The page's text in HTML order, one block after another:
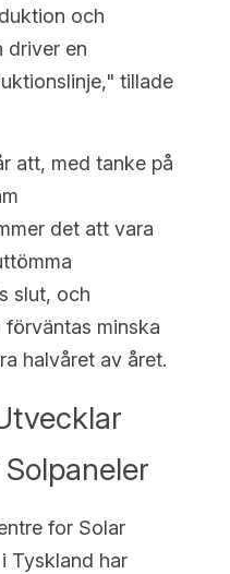
och
driver en
tillade
att, med tanke på
det att vara
slut, och
minska
halvåret av året.
Solpaneler
for Solar
Tyskland har